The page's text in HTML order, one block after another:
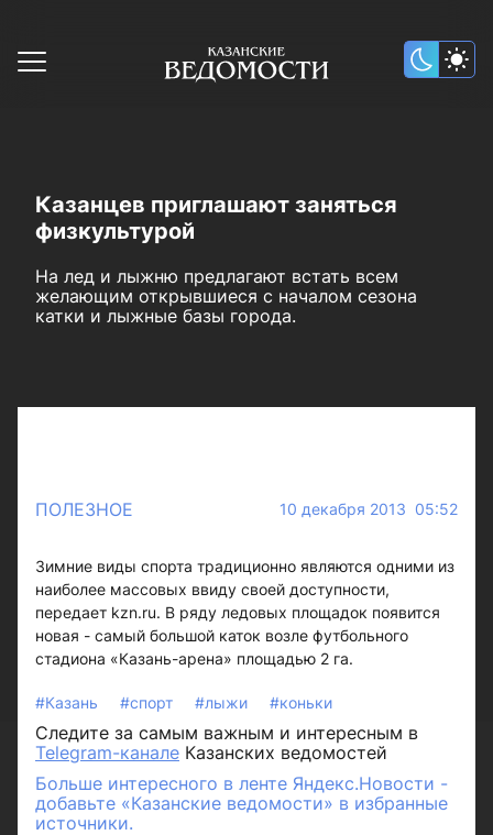
Казанцев приглашают заняться
физкультурой
На лед и лыжню предлагают встать всем
желающим открывшиеся с началом сезона
катки и лыжные базы города.
ПОЛЕЗНОЕ 10 декабря 2013 05:52
Зимние виды спорта традиционно являются одними из
наиболее массовых ввиду своей доступности,
передает kzn.ru. В ряду ледовых площадок появится
новая - самый большой каток возле футбольного
стадиона «Казань-арена» площадью 2 га.
#Казань #спорт #лыжи #коньки
Следите за самым важным и интересным в
Telegram-канале Казанских ведомостей
Больше интересного в ленте Яндекс.Новости -
добавьте «Казанские ведомости» в избранные
источники.